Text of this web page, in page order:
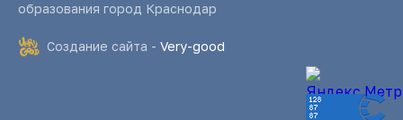
образования город Краснодар
Создание сайта - Very-good